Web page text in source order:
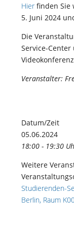
Hier finden Sie
5. Juni 2024
Die
Service-
Veranstalter:
Datum/Zeit
05.06.2024
18:00 - 19:30
Weitere
Studierenden-
Berlin, Raum